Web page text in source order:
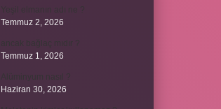
Temmuz 2, 2026
ancak bağlaç mıdır ?
Temmuz 1, 2026
Haziran 30, 2026